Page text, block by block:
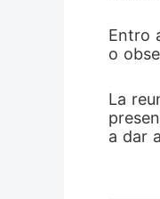
Entro
o
La
a dar